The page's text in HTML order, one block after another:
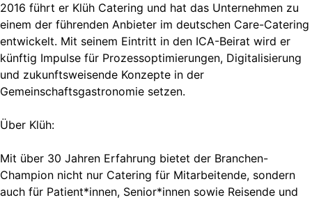
2016 führt er Klüh Catering und hat das Unternehmen zu
einem der führenden Anbieter im deutschen Care-Catering
entwickelt. Mit seinem Eintritt in den ICA-Beirat wird er
künftig Impulse für Prozessoptimierungen, Digitalisierung
und zukunftsweisende Konzepte in der
Gemeinschaftsgastronomie setzen.
Über Klüh:
Mit über 30 Jahren Erfahrung bietet der Branchen-
Champion nicht nur Catering für Mitarbeitende, sondern
auch für Patient*innen, Senior*innen sowie Reisende und